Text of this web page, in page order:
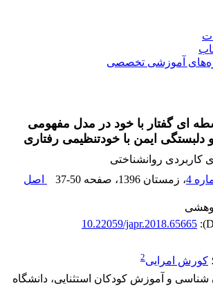
آموزشی تخصصی
ای گفتار با خود در مدل مفهومی
دلبستگی ایمن با خودتنظیمی رفتاری
روانشناختی
، زمستان 1396 ، صفحه 37-50
اصل
10.22059/japr.2018.65665
؛ کورش امرایی2
شناسی و آموزش کودکان استثنایی، دانشگاه